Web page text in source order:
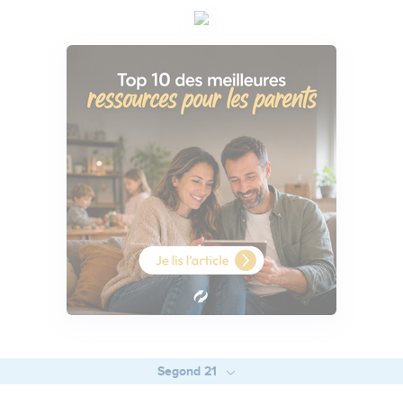
Segond 21